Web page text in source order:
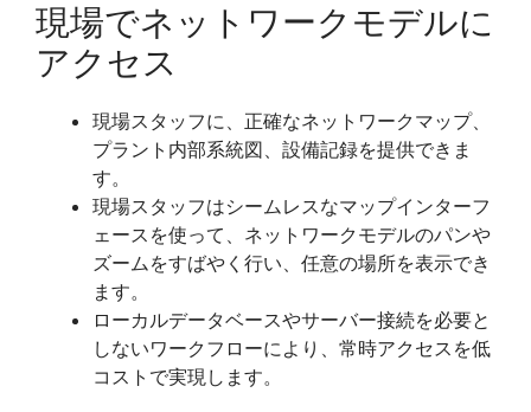
現場でネットワークモデルに
アクセス
​現場スタッフに、正確なネットワークマップ、
プラント内部系統図、設備記録を提供できま
す。
現場スタッフはシームレスなマップインターフ
ェースを使って、ネットワークモデルのパンや
ズームをすばやく行い、任意の場所を表示でき
ます。
ローカルデータベースやサーバー接続を必要と
しないワークフローにより、常時アクセスを低
コストで実現します。